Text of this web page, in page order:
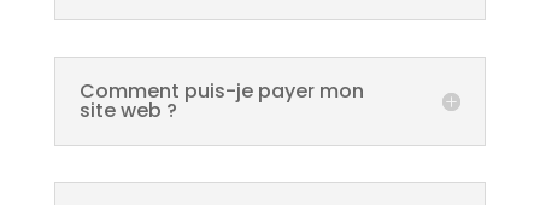
Comment puis-je payer mon
site web ?